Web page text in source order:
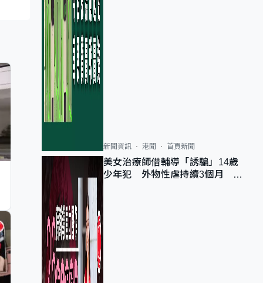
新聞資訊 港聞 首頁新聞
美女治療師借輔導「誘騙」14歲
少年犯 外物性虐持續3個月 受